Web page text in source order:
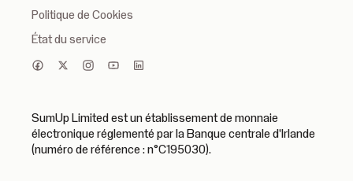
Politique de Cookies
État du service
SumUp Limited est un établissement de monnaie
électronique réglementé par la Banque centrale d'Irlande
(numéro de référence : n°C195030).